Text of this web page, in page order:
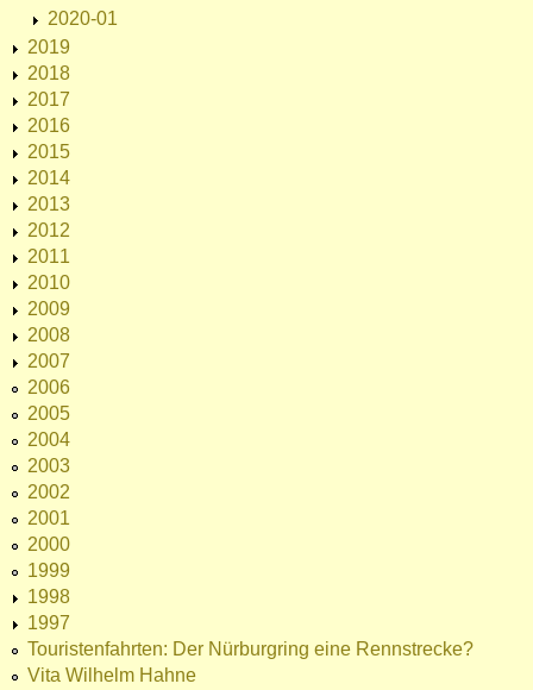
2020-01
2019
2018
2017
2016
2015
2014
2013
2012
2011
2010
2009
2008
2007
2006
2005
2004
2003
2002
2001
2000
1999
1998
1997
Touristenfahrten: Der Nürburgring eine Rennstrecke?
Vita Wilhelm Hahne